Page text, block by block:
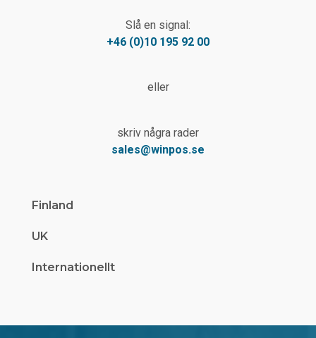
Slå en signal:
+46 (0)10 195 92 00
eller
skriv några rader
sales@winpos.se
Finland
UK
Internationellt